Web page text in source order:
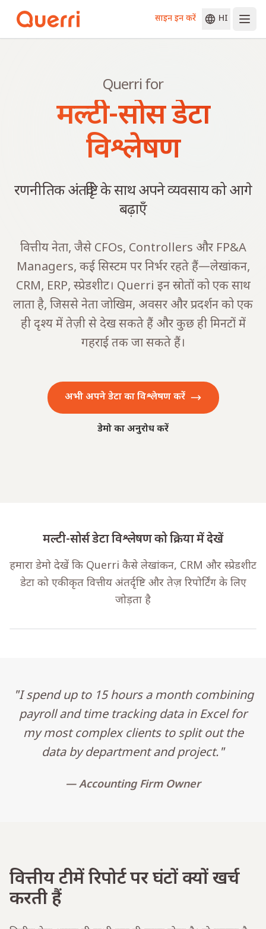
साइन इन करें HI
Querri for
मल्टी-सोर्स डेटा
विश्लेषण
रणनीतिक अंतर्दृष्टि के साथ अपने व्यवसाय को आगे
बढ़ाएँ
वित्तीय नेता, जैसे CFOs, Controllers और FP&A
Managers, कई सिस्टम पर निर्भर रहते हैं—लेखांकन,
CRM, ERP, स्प्रेडशीट। Querri इन स्रोतों को एक साथ
लाता है, जिससे नेता जोखिम, अवसर और प्रदर्शन को एक
ही दृश्य में तेज़ी से देख सकते हैं और कुछ ही मिनटों में
गहराई तक जा सकते हैं।
अभी अपने डेटा का विश्लेषण करें
डेमो का अनुरोध करें
मल्टी-सोर्स डेटा विश्लेषण को क्रिया में देखें
हमारा डेमो देखें कि Querri कैसे लेखांकन, CRM और स्प्रेडशीट
डेटा को एकीकृत वित्तीय अंतर्दृष्टि और तेज़ रिपोर्टिंग के लिए
जोड़ता है
"I spend up to 15 hours a month combining
payroll and time tracking data in Excel for
my most complex clients to split out the
data by department and project."
— Accounting Firm Owner
वित्तीय टीमें रिपोर्ट पर घंटों क्यों खर्च
करती हैं